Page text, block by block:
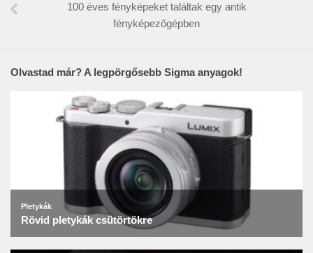
100 éves fényképeket találtak egy antik
fényképezőgépben
Olvastad már? A legpörgősebb Sigma anyagok!